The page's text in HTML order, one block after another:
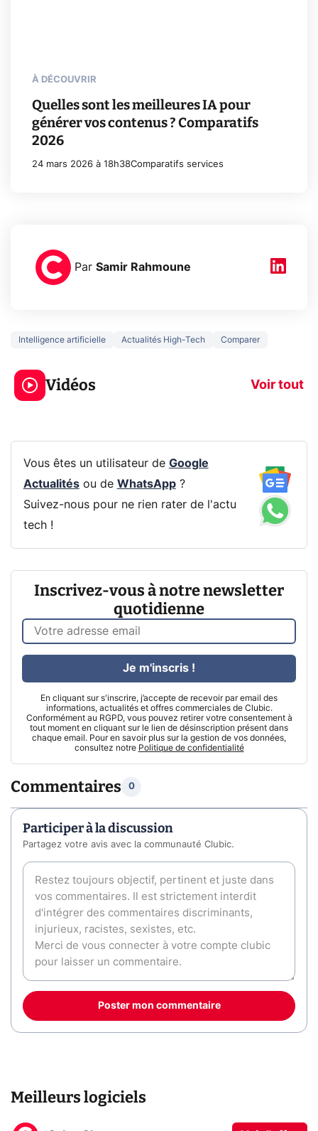
À DÉCOUVRIR
Quelles sont les meilleures IA pour
générer vos contenus ? Comparatifs
2026
24 mars 2026 à 18h38Comparatifs services
Par Samir Rahmoune
Intelligence artificielle Actualités High-Tech Comparer
Vidéos Voir tout
3 écrans en 1 pour
319€ ? Voici L'AOC
CQ32G4ZA !
5
prochaine
Vous êtes un utilisateur de Google
Actualitésou de WhatsApp?
Suivez-nous pour ne rien rater de l'actu
tech !
Inscrivez-vous à notre newsletter
quotidienne
En cliquant sur s'inscrire, j’accepte de recevoir par email des
informations, actualités et offres commerciales de Clubic.
Conformément au RGPD, vous pouvez retirer votre consentement à
tout moment en cliquant sur le lien de désinscription présent dans
chaque email. Pour en savoir plus sur la gestion de vos données,
consultez notre Politique de confidentialité
Je m'inscris !
Commentaires 0
Participer à la discussion
Partagez votre avis avec la communauté Clubic.
Poster mon commentaire
Meilleurs logiciels